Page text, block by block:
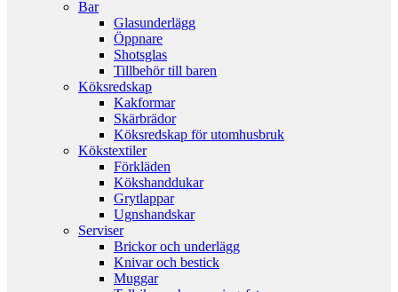
Bar
Glasunderlägg
Öppnare
Shotsglas
Tillbehör till baren
Köksredskap
Kakformar
Skärbrädor
Köksredskap för utomhusbruk
Kökstextiler
Förkläden
Kökshanddukar
Grytlappar
Ugnshandskar
Serviser
Brickor och underlägg
Knivar och bestick
Muggar